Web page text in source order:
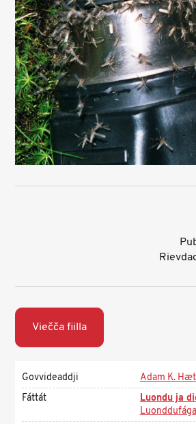
Viečča fiilla
Govvideaddji
Adam K.
Fáttát
Luondu ja
Luonddufága